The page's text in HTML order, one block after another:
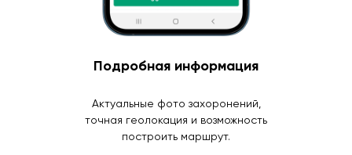
Подробная информация
Актуальные фото захоронений,
точная геолокация и возможность
построить маршрут.